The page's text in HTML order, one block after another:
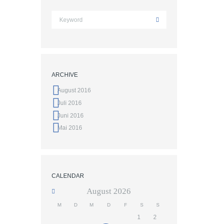
ARCHIVE
August 2016
Juli 2016
Juni 2016
Mai 2016
CALENDAR
August 2026
M D M D F S S
1
2